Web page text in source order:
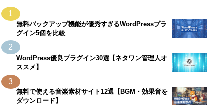
1
無料バックアップ機能が優秀すぎるWordPressプラ
グイン5個を比較
2
WordPress優良プラグイン30選【ネタワン管理人オ
ススメ】
3
無料で使える音楽素材サイト12選【BGM・効果音を
ダウンロード】